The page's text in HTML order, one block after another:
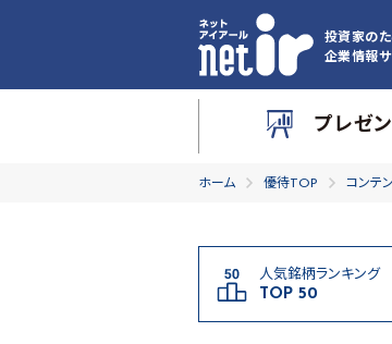
投資家の
企業情報サ
プレゼ
ホーム 優待TOP コンテ
人気銘柄ランキング
TOP 50